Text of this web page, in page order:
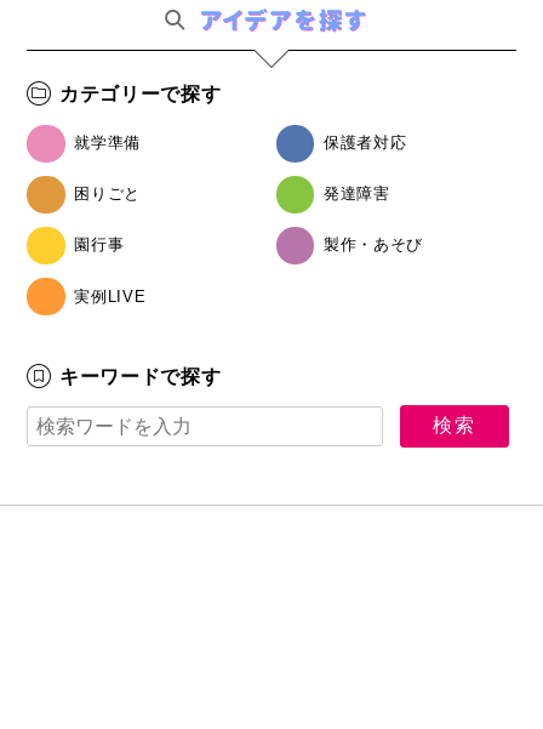
カテゴリーで探す
就学準備 保護者対応
困りごと 発達障害
園行事 製作・あそび
実例LIVE
キーワードで探す